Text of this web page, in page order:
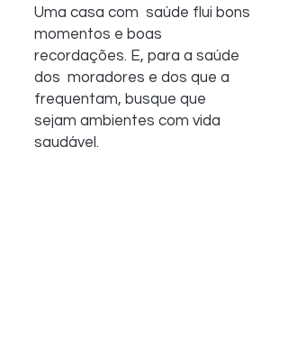
Uma casa com  saúde flui bons
momentos e boas
recordações. E, para a saúde
dos  moradores e dos que a
frequentam, busque que
sejam ambientes com vida
saudável.